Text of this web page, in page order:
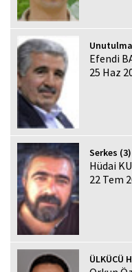
Efendi
25 Haz
Serkes (3)
Hüdai
22 Tem
ÜLKÜCÜ